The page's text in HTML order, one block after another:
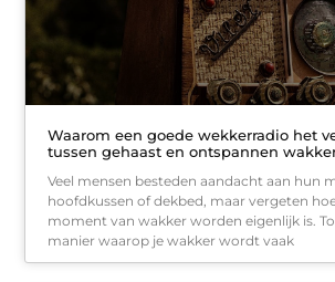
Waarom een goede wekkerradio het
tussen gehaast en ontspannen
Veel mensen besteden aandacht aan hun
hoofdkussen of dekbed, maar vergeten
moment van wakker worden eigenlijk is.
manier waarop je wakker wordt vaak